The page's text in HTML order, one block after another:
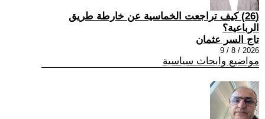
(26) كيف تراجعت الخماسية عن خارطة طريق
الرباعية؟
تاج السر عثمان
2026 / 8 / 9
مواضيع وابحاث سياسية